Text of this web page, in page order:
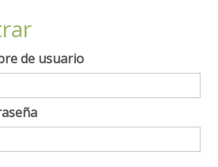
de usuario